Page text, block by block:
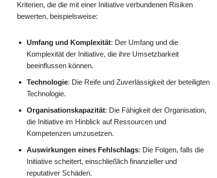
Kriterien, die die mit einer Initiative verbundenen Risiken
bewerten, beispielsweise:
Umfang und Komplexität: Der Umfang und die
Komplexität der Initiative, die ihre Umsetzbarkeit
beeinflussen können.
Technologie: Die Reife und Zuverlässigkeit der beteiligten
Technologie.
Organisationskapazität: Die Fähigkeit der Organisation,
die Initiative im Hinblick auf Ressourcen und
Kompetenzen umzusetzen.
Auswirkungen eines Fehlschlags: Die Folgen, falls die
Initiative scheitert, einschließlich finanzieller und
reputativer Schäden.